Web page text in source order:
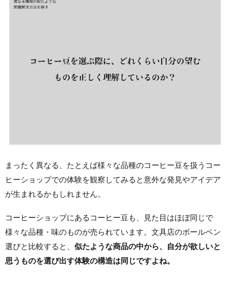
まったく異なる、たとえば様々な品種のコーヒー豆を扱うコー
ヒーショップでの体験を観察してみると意外な発見やアイデア
が生まれるかもしれません。
コーヒーショップにあるコーヒー豆も、見た目はほぼ同じで
様々な品種・味のものが売られています。文具店のボールペン
選びと比較すると、 似たような商品の中から、自分が欲しいと
思うものを選び出す体験の構造は同じですよね。